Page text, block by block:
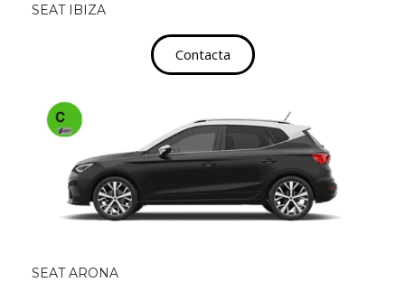
SEAT IBIZA
Contacta
SEAT ARONA